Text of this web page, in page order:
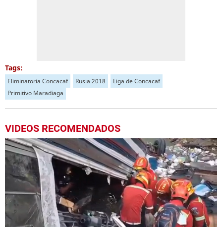
Tags:
Eliminatoria Concacaf Rusia 2018
Liga de Concacaf
Primitivo Maradiaga
VIDEOS RECOMENDADOS